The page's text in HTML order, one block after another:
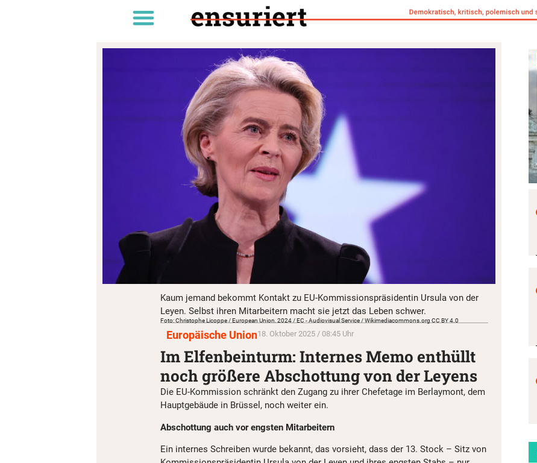
Kaum jemand bekommt Kontakt zu EU-Kommissionspräsidentin Ursula von der
Leyen. Selbst ihren Mitarbeitern macht sie jetzt das Leben schwer.
Foto: Christophe Licoppe / European Union, 2024 / EC - Audiovisual Service / Wikimediacommons.org CC BY 4.0
Europäische Union18. Oktober 2025 / 08:45 Uhr
Im Elfenbeinturm: Internes Memo enthüllt
noch größere Abschottung von der Leyens
Die EU-Kommission schränkt den Zugang zu ihrer Chefetage im Berlaymont, dem
Hauptgebäude in Brüssel, noch weiter ein.
Abschottung auch vor engsten Mitarbeitern
Ein internes Schreiben wurde bekannt, das vorsieht, dass der 13. Stock – Sitz von